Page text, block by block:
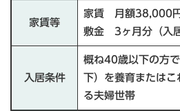
家賃等
家賃 月額38,000円
敷金 3ヶ月分（入居
入居条件
概ね40歳以下の方
下）を養育またはこ
る夫婦世帯